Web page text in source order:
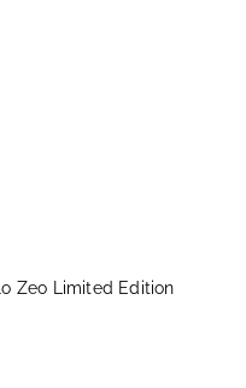
Zeo Limited Edition